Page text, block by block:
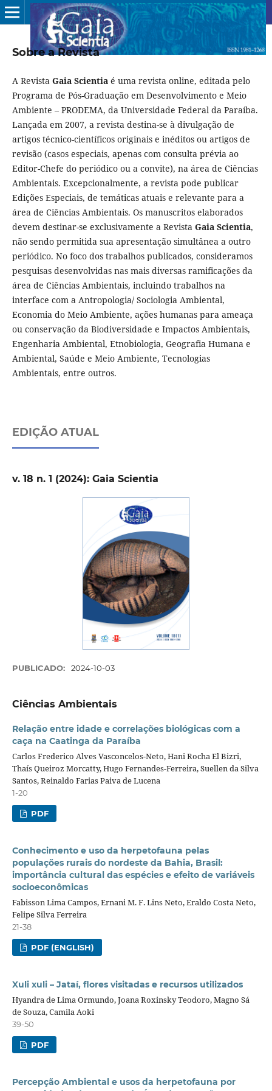
Sobre a Revista
A Revista Gaia Scientiaé uma revista online, editada pelo
Programa de Pós-Graduação em Desenvolvimento e Meio
Ambiente – PRODEMA, da Universidade Federal da Paraíba.
Lançada em 2007, a revista destina-se à divulgação de
artigos técnico-científicos originais e inéditos ou artigos de
revisão (casos especiais, apenas com consulta prévia ao
Editor-Chefe do periódico ou a convite), na área de Ciências
Ambientais. Excepcionalmente, a revista pode publicar
Edições Especiais, de temáticas atuais e relevante para a
área de Ciências Ambientais. Os manuscritos elaborados
devem destinar-se exclusivamente a Revista Gaia Scientia,
não sendo permitida sua apresentação simultânea a outro
periódico. No foco dos trabalhos publicados, consideramos
pesquisas desenvolvidas nas mais diversas ramificações da
área de Ciências Ambientais, incluindo trabalhos na
interface com a Antropologia/ Sociologia Ambiental,
Economia do Meio Ambiente, ações humanas para ameaça
ou conservação da Biodiversidade e Impactos Ambientais,
Engenharia Ambiental, Etnobiologia, Geografia Humana e
Ambiental, Saúde e Meio Ambiente, Tecnologias
Ambientais, entre outros.
EDIÇÃO ATUAL
v. 18 n. 1 (2024): Gaia Scientia
PUBLICADO: 2024-10-03
Ciências Ambientais
Relação entre idade e correlações biológicas com a
caça na Caatinga da Paraíba
Carlos Frederico Alves Vasconcelos-Neto, Hani Rocha El Bizri,
Thaís Queiroz Morcatty, Hugo Fernandes-Ferreira, Suellen da Silva
Santos, Reinaldo Farias Paiva de Lucena
1-20
PDF
Conhecimento e uso da herpetofauna pelas
populações rurais do nordeste da Bahia, Brasil:
importância cultural das espécies e efeito de variáveis
socioeconômicas
Fabisson Lima Campos, Ernani M. F. Lins Neto, Eraldo Costa Neto,
Felipe Silva Ferreira
21-38
PDF (ENGLISH)
Xuli xuli – Jataí, flores visitadas e recursos utilizados
Hyandra de Lima Ormundo, Joana Roxinsky Teodoro, Magno Sá
de Souza, Camila Aoki
39-50
PDF
Percepção Ambiental e usos da herpetofauna por